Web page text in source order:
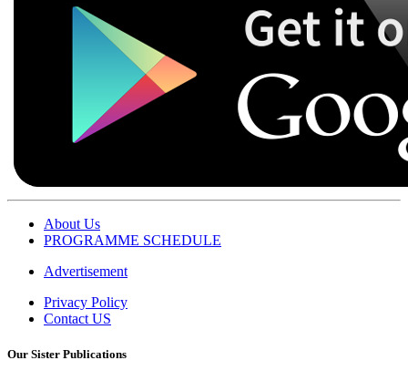
About Us
PROGRAMME SCHEDULE
Advertisement
Privacy Policy
Contact US
Our Sister Publications